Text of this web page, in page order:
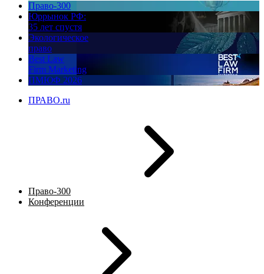
Право-300
Юррынок РФ:
35 лет спустя
Экологическое
право
Best Law
Firm Marketing
ПМЮФ 2026
ПРАВО.ru
Право-300
Конференции